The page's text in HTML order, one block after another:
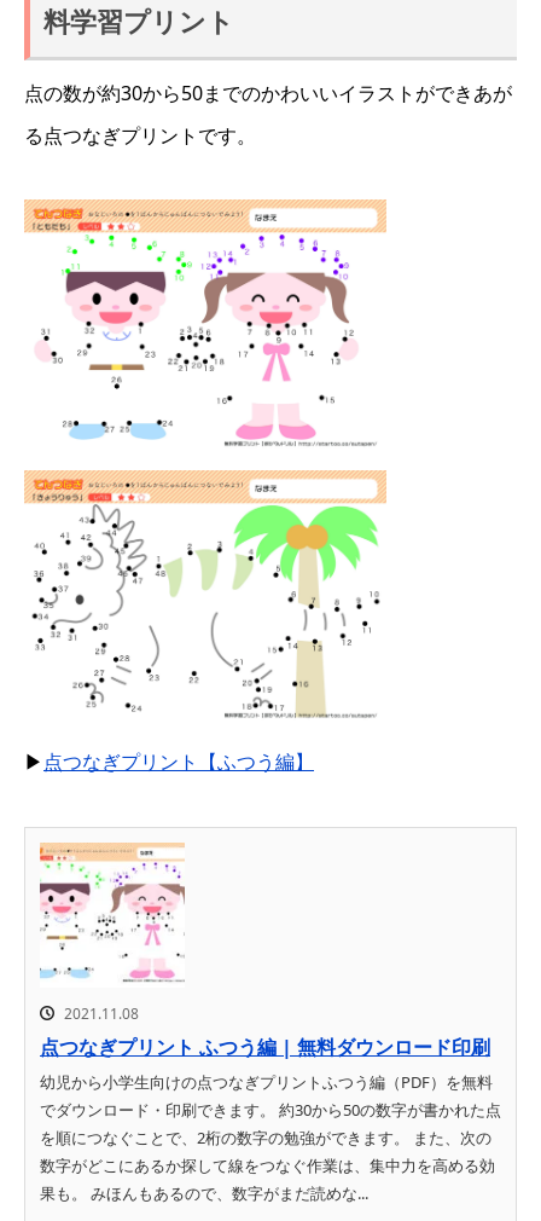
料学習プリント
点の数が約30から50までのかわいいイラストができあが
る点つなぎプリントです。
▶ 点つなぎプリント【ふつう編】
2021.11.08
点つなぎプリント ふつう編 | 無料ダウンロード印刷
幼児から小学生向けの点つなぎプリントふつう編（PDF）を無料
でダウンロード・印刷できます。 約30から50の数字が書かれた点
を順につなぐことで、2桁の数字の勉強ができます。 また、次の
数字がどこにあるか探して線をつなぐ作業は、集中力を高める効
果も。 みほんもあるので、数字がまだ読めな...